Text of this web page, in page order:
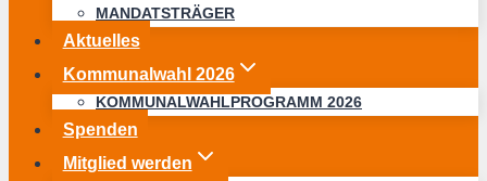
MANDATSTRÄGER
Aktuelles
Kommunalwahl 2026
KOMMUNALWAHLPROGRAMM 2026
Spenden
Mitglied werden